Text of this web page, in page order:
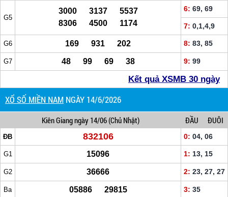
G5
3000 3137 5537
8306 4500 1174
6: 69, 69
7: 0,1,4,9
G6 169 931 202 8: 83, 85
G7 48 99 69 38 9: 99
Kết quả XSMB 30 ngày
XỔ SỐ MIỀN NAM NGÀY 14/6/2026
Kiên Giangngày 14/06(Chủ Nhật) ĐẦU ĐUÔI
ĐB 832106 0: 04, 06
G1 15096 1: 13, 15
G2 36666 2: 23, 27, 27
Ba 05886 29815 3: 35